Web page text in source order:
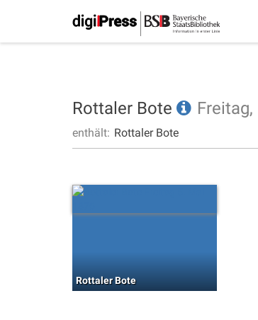
Rottaler Bote Freitag,
enthält: Rottaler Bote
Rottaler Bote